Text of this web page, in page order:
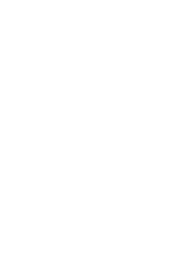
részt venni? Az orvos válaszol
részt